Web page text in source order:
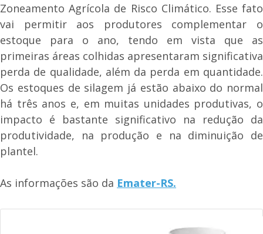
Zoneamento Agrícola de Risco Climático. Esse fato
vai permitir aos produtores complementar o
estoque para o ano, tendo em vista que as
primeiras áreas colhidas apresentaram significativa
perda de qualidade, além da perda em quantidade.
Os estoques de silagem já estão abaixo do normal
há três anos e, em muitas unidades produtivas, o
impacto é bastante significativo na redução da
produtividade, na produção e na diminuição de
plantel.
As informações são da Emater-RS.